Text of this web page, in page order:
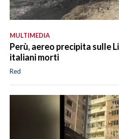
MULTIMEDIA
Perù, aereo precipita sulle
italiani morti
Red